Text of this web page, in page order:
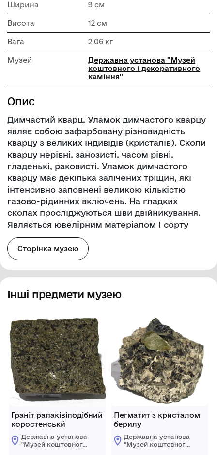
Ширина 9 см
Висота 12 см
Вага 2.06 кг
Музей
Державна установа "Музей
коштовного і декоративного
каміння"
Опис
Димчастий кварц. Уламок димчастого кварцу
являє собою зафарбовану різновидність
кварцу з великих індивідів (кристалів). Сколи
кварцу нерівні, занозисті, часом рівні,
гладенькі, раковисті. Уламок димчастого
кварцу має декілька залічених тріщин, які
інтенсивно заповнені великою кількістю
газово-рідинних включень. На гладких
сколах просліджуються шви двійникування.
Являється ювелірним матеріалом І сорту
Сторінка музею
Інші предмети музею
Граніт рапаківіподібний
коростенськй
Державна установа
"Музей коштовного і
Пегматит з кристалом
берилу
Державна установа
"Музей коштовного і